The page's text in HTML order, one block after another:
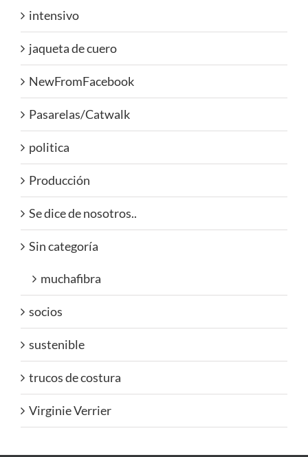
intensivo
jaqueta de cuero
NewFromFacebook
Pasarelas/Catwalk
politica
Producción
Se dice de nosotros..
Sin categoría
muchafibra
socios
sustenible
trucos de costura
Virginie Verrier